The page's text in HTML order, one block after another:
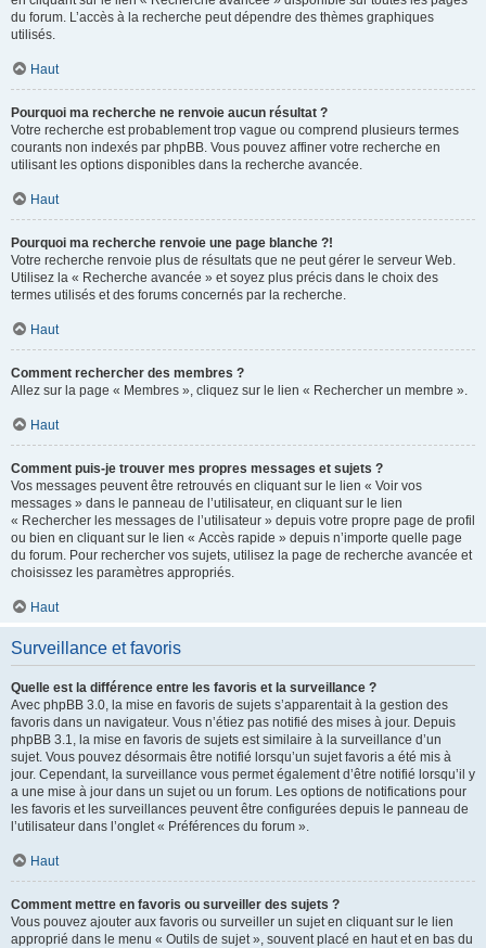
du forum. L’accès à la recherche peut dépendre des thèmes graphiques
utilisés.
Haut
Pourquoi ma recherche ne renvoie aucun résultat ?
Votre recherche est probablement trop vague ou comprend plusieurs termes
courants non indexés par phpBB. Vous pouvez affiner votre recherche en
utilisant les options disponibles dans la recherche avancée.
Haut
Pourquoi ma recherche renvoie une page blanche ?!
Votre recherche renvoie plus de résultats que ne peut gérer le serveur Web.
Utilisez la « Recherche avancée » et soyez plus précis dans le choix des
termes utilisés et des forums concernés par la recherche.
Haut
Comment rechercher des membres ?
Allez sur la page « Membres », cliquez sur le lien « Rechercher un membre ».
Haut
Comment puis-je trouver mes propres messages et sujets ?
Vos messages peuvent être retrouvés en cliquant sur le lien « Voir vos
messages » dans le panneau de l’utilisateur, en cliquant sur le lien
« Rechercher les messages de l’utilisateur » depuis votre propre page de profil
ou bien en cliquant sur le lien « Accès rapide » depuis n’importe quelle page
du forum. Pour rechercher vos sujets, utilisez la page de recherche avancée et
choisissez les paramètres appropriés.
Haut
Surveillance et favoris
Quelle est la différence entre les favoris et la surveillance ?
Avec phpBB 3.0, la mise en favoris de sujets s’apparentait à la gestion des
favoris dans un navigateur. Vous n’étiez pas notifié des mises à jour. Depuis
phpBB 3.1, la mise en favoris de sujets est similaire à la surveillance d’un
sujet. Vous pouvez désormais être notifié lorsqu’un sujet favoris a été mis à
jour. Cependant, la surveillance vous permet également d’être notifié lorsqu’il y
a une mise à jour dans un sujet ou un forum. Les options de notifications pour
les favoris et les surveillances peuvent être configurées depuis le panneau de
l’utilisateur dans l’onglet « Préférences du forum ».
Haut
Comment mettre en favoris ou surveiller des sujets ?
Vous pouvez ajouter aux favoris ou surveiller un sujet en cliquant sur le lien
approprié dans le menu « Outils de sujet », souvent placé en haut et en bas du